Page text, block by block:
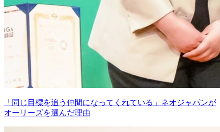
「同じ目標を追う仲間になってくれている」ネオジャパンが
オーリーズを選んだ理由